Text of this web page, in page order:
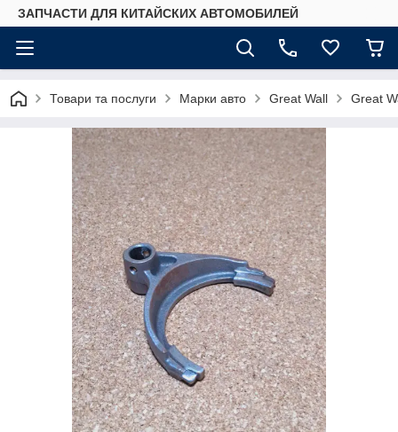
ЗАПЧАСТИ ДЛЯ КИТАЙСКИХ АВТОМОБИЛЕЙ
Товари та послуги Марки авто Great Wall Great